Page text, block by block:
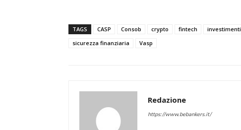
TAGS CASP Consob crypto fintech investimenti
sicurezza finanziaria
Vasp
Redazione
https://www.bebankers.it/